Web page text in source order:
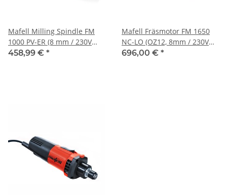
Mafell Milling Spindle FM
1000 PV-ER (8 mm / 230V
C18-C17 4m)
458,99 € *
Mafell Fräsmotor FM 1650
NC-LO (OZ12, 8mm / 230V
4m + 0-10V)
696,00 € *